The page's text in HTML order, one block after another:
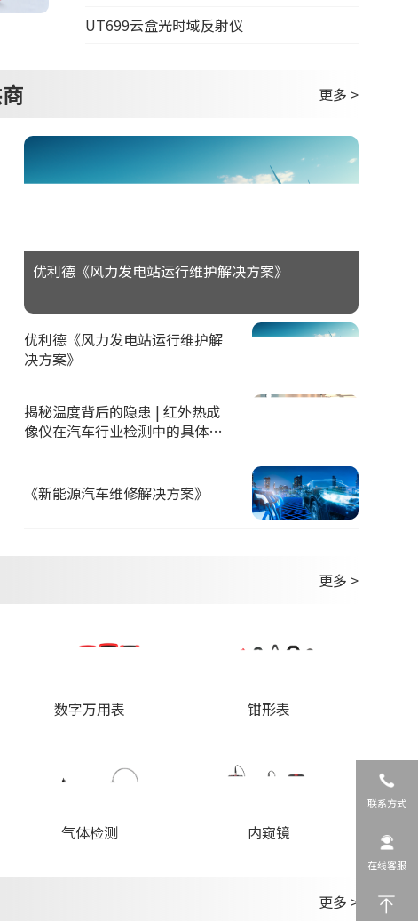
UT699云盒光时域反射仪
更多 >
优利德《风力发电站运行维护解决方案》
优利德《风力发电站运行维护解
决方案》
揭秘温度背后的隐患 | 红外热成
像仪在汽车行业检测中的具体应
《新能源汽车维修解决方案》
更多 >
数字万用表 钳形表
气体检测 内窥镜
更多 >
联系方式
在线客服